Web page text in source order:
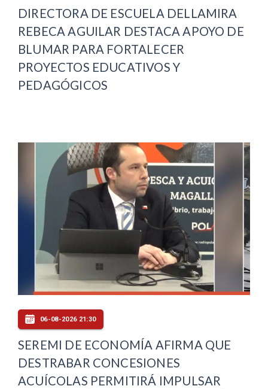
DIRECTORA DE ESCUELA DELLAMIRA
REBECA AGUILAR DESTACA APOYO DE
BLUMAR PARA FORTALECER
PROYECTOS EDUCATIVOS Y
PEDAGÓGICOS
06-08-2026 21:30
SEREMI DE ECONOMÍA AFIRMA QUE
DESTRABAR CONCESIONES
ACUÍCOLAS PERMITIRÁ IMPULSAR